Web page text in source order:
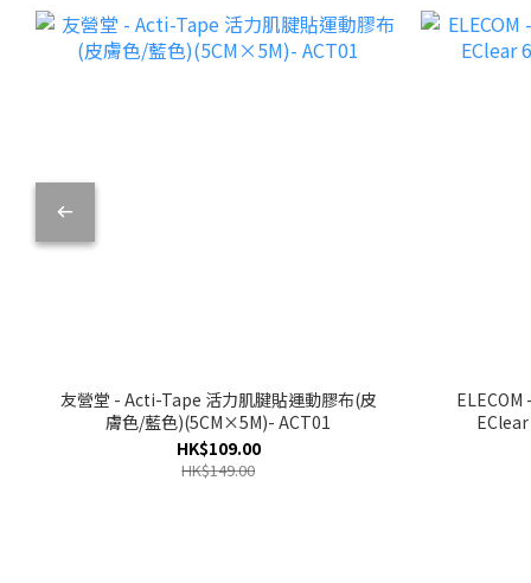
友營堂 - Acti-Tape 活力肌腱貼運動膠布(皮
膚色/藍色)(5CM×5M)- ACT01
HK$109.00
HK$149.00